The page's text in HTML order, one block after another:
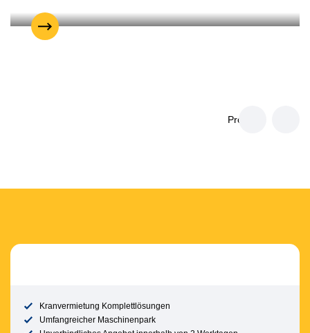
Projekte
Kranvermietung Komplettlösungen
Umfangreicher Maschinenpark